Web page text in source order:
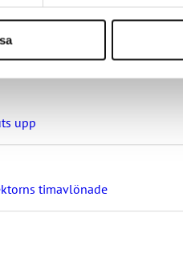
företag om lönebetalning
upp
timavlönade